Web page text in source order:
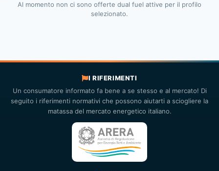
Al momento non ci sono offerte dual fuel attive per il profilo
selezionato.
I RIFERIMENTI
Un consumatore informato fa bene a se stesso e al mercato! Di
seguito i riferimenti normativi che possono aiutarti a sciogliere la
matassa del mercato energetico italiano.